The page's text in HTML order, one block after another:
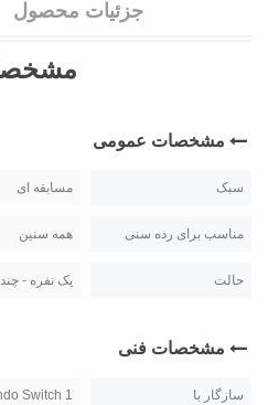
جزئیات محصول
مشخصات عمومی
سبک مسابقه ای
مناسب برای رده سنی همه سنین
حالت یک نفره -
مشخصات فنی
سازگار با Switch 1